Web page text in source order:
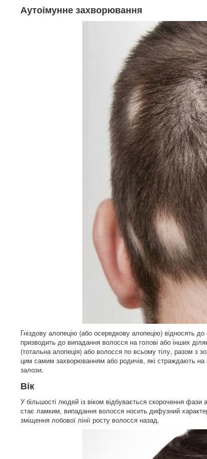
Аутоімунне захворювання
Гніздову алопецію (або осередкову алопецію) відносять
призводить до випадання волосся на голові або інших
(тотальна алопеція) або волосся по всьому тілу, разом з
цим самим захворюванням або родичів, які страждають на
залози.
Вік
У більшості людей із віком відбувається скорочення фази
стає ламким, випадання волосся носить дифузний
зміщення лобової лінії росту волосся назад.